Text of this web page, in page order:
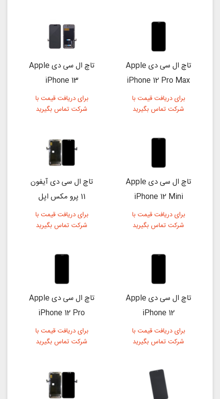
تاچ ال سی دی Apple
iPhone 12 Pro Max
برای دریافت قیمت با
شرکت تماس بگیرید
تاچ ال سی دی Apple
iPhone 13
برای دریافت قیمت با
شرکت تماس بگیرید
تاچ ال سی دی Apple
iPhone 12 Mini
برای دریافت قیمت با
شرکت تماس بگیرید
تاچ ال سی دی آیفون
11 پرو مکس اپل
برای دریافت قیمت با
شرکت تماس بگیرید
تاچ ال سی دی Apple
iPhone 12
برای دریافت قیمت با
شرکت تماس بگیرید
تاچ ال سی دی Apple
iPhone 12 Pro
برای دریافت قیمت با
شرکت تماس بگیرید